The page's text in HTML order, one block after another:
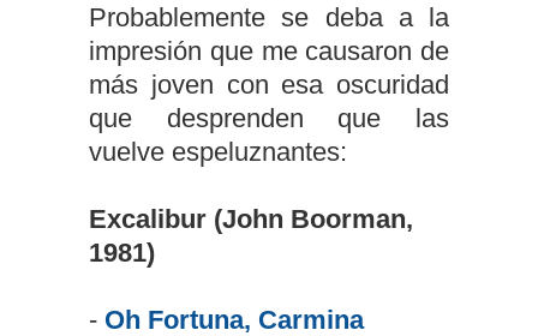
Probablemente se deba a la
impresión que me causaron de
más joven con esa oscuridad
que desprenden que las
vuelve espeluznantes:
Excalibur (John Boorman,
1981)
- Oh Fortuna, Carmina